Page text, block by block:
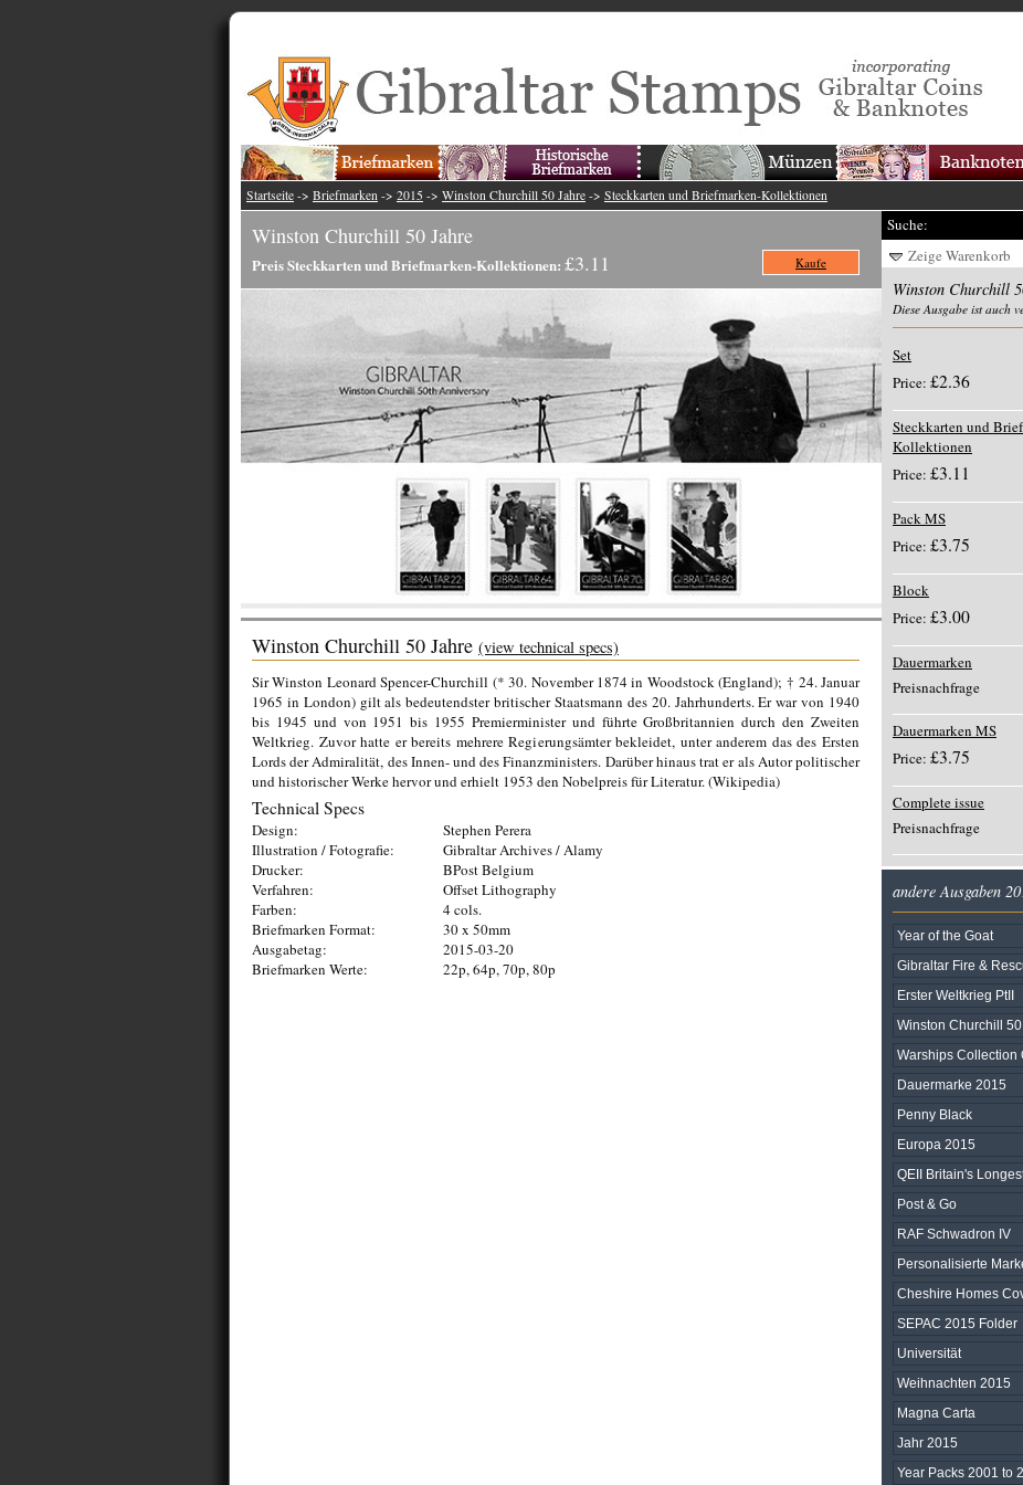
Startseite -> Briefmarken -> 2015 -> Winston Churchill 50 Jahre -> Steckkarten und Briefmarken-Kollektionen
Winston Churchill 50 Jahre
Preis Steckkarten und Briefmarken-Kollektionen: £3.11 Kaufe
Winston Churchill 50 Jahre (view technical specs)
Sir Winston Leonard Spencer-Churchill (* 30. November 1874 in Woodstock (England); † 24. Januar
1965 in London) gilt als bedeutendster britischer Staatsmann des 20. Jahrhunderts. Er war von 1940
bis 1945 und von 1951 bis 1955 Premierminister und führte Großbritannien durch den Zweiten
Weltkrieg. Zuvor hatte er bereits mehrere Regierungsämter bekleidet, unter anderem das des Ersten
Lords der Admiralität, des Innen- und des Finanzministers. Darüber hinaus trat er als Autor politischer
und historischer Werke hervor und erhielt 1953 den Nobelpreis für Literatur. (Wikipedia)
Technical Specs
Design:
Stephen Perera
Illustration / Fotografie:
Gibraltar Archives / Alamy
Drucker:
BPost Belgium
Verfahren:
Offset Lithography
Farben:
4 cols.
Briefmarken Format:
30 x 50mm
Ausgabetag:
2015-03-20
Briefmarken Werte:
22p, 64p, 70p, 80p
Suche:
Zeige Warenkorb
Winston Churchill
Diese Ausgabe ist auch
Set
Price: £2.36
Steckkarten und
Kollektionen
Price: £3.11
Pack MS
Price: £3.75
Block
Price: £3.00
Dauermarken
Preisnachfrage
Dauermarken MS
Price: £3.75
Complete issue
Preisnachfrage
andere Ausgaben
Year of the Goat
Gibraltar Fire &
Erster Weltkrieg PtII
Winston Churchill
Warships Collection
Dauermarke 2015
Penny Black
Europa 2015
QEII Britain's
Post & Go
RAF Schwadron IV
Personalisierte
Cheshire Homes
SEPAC 2015 Folder
Universität
Weihnachten 2015
Magna Carta
Jahr 2015
Year Packs 2001 to